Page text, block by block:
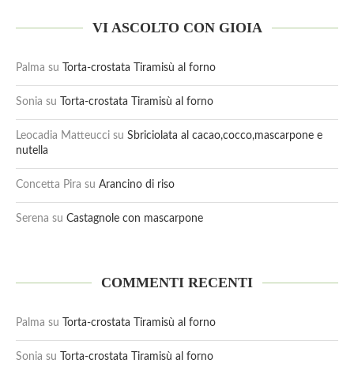
VI ASCOLTO CON GIOIA
Palma su Torta-crostata Tiramisù al forno
Sonia su Torta-crostata Tiramisù al forno
Leocadia Matteucci su Sbriciolata al cacao,cocco,mascarpone e
nutella
Concetta Pira su Arancino di riso
Serena su Castagnole con mascarpone
COMMENTI RECENTI
Palma su Torta-crostata Tiramisù al forno
Sonia su Torta-crostata Tiramisù al forno